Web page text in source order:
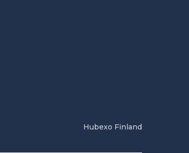
Hubexo Finland